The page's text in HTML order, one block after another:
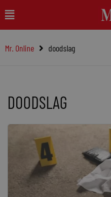
naar
inhoud
Main
Menu
Mr. Online doodslag
DOODSLAG